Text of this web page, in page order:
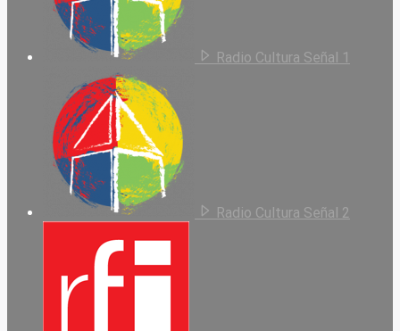
Radio Cultura Señal 1
Radio Cultura Señal 2